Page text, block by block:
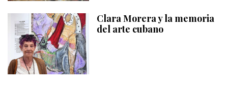
Clara Morera y la memoria
del arte cubano